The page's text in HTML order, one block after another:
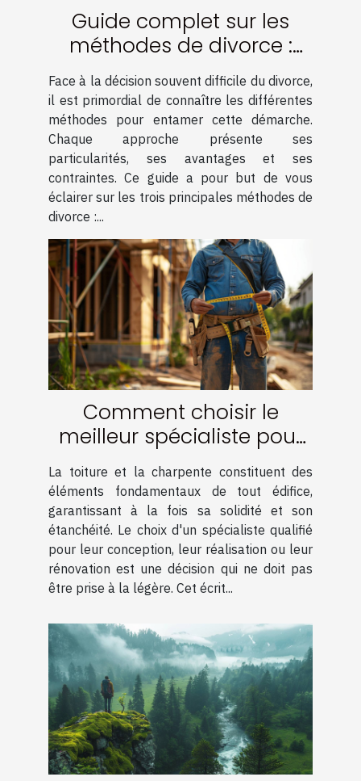
Guide complet sur les
méthodes de divorce :
amiable, médiation et
contentieux
Face à la décision souvent difficile du divorce,
il est primordial de connaître les différentes
méthodes pour entamer cette démarche.
Chaque approche présente ses
particularités, ses avantages et ses
contraintes. Ce guide a pour but de vous
éclairer sur les trois principales méthodes de
divorce :...
Comment choisir le
meilleur spécialiste pour
votre charpente et
couverture
La toiture et la charpente constituent des
éléments fondamentaux de tout édifice,
garantissant à la fois sa solidité et son
étanchéité. Le choix d'un spécialiste qualifié
pour leur conception, leur réalisation ou leur
rénovation est une décision qui ne doit pas
être prise à la légère. Cet écrit...